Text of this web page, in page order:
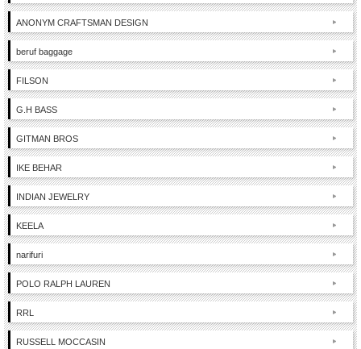
ANONYM CRAFTSMAN DESIGN
beruf baggage
FILSON
G.H BASS
GITMAN BROS
IKE BEHAR
INDIAN JEWELRY
KEELA
narifuri
POLO RALPH LAUREN
RRL
RUSSELL MOCCASIN